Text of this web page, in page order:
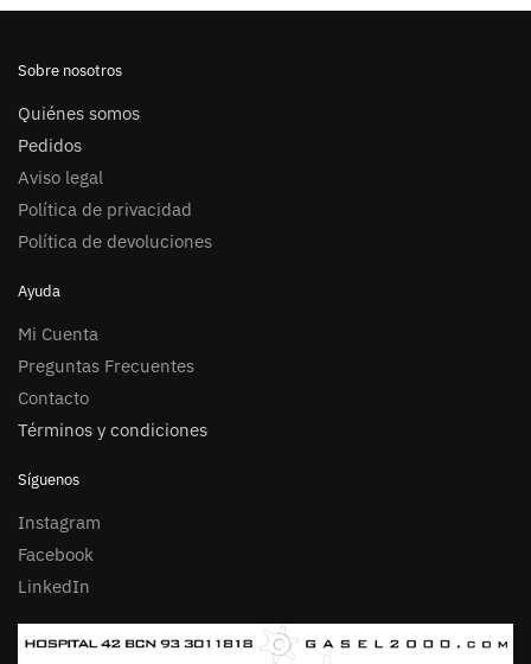
Sobre nosotros
Quiénes somos
Pedidos
Aviso legal
Política de privacidad
Política de devoluciones
Ayuda
Mi Cuenta
Preguntas Frecuentes
Contacto
Términos y condiciones
Síguenos
Instagram
Facebook
LinkedIn